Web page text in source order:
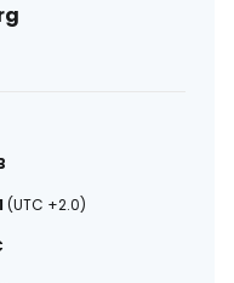
(UTC +2.0)